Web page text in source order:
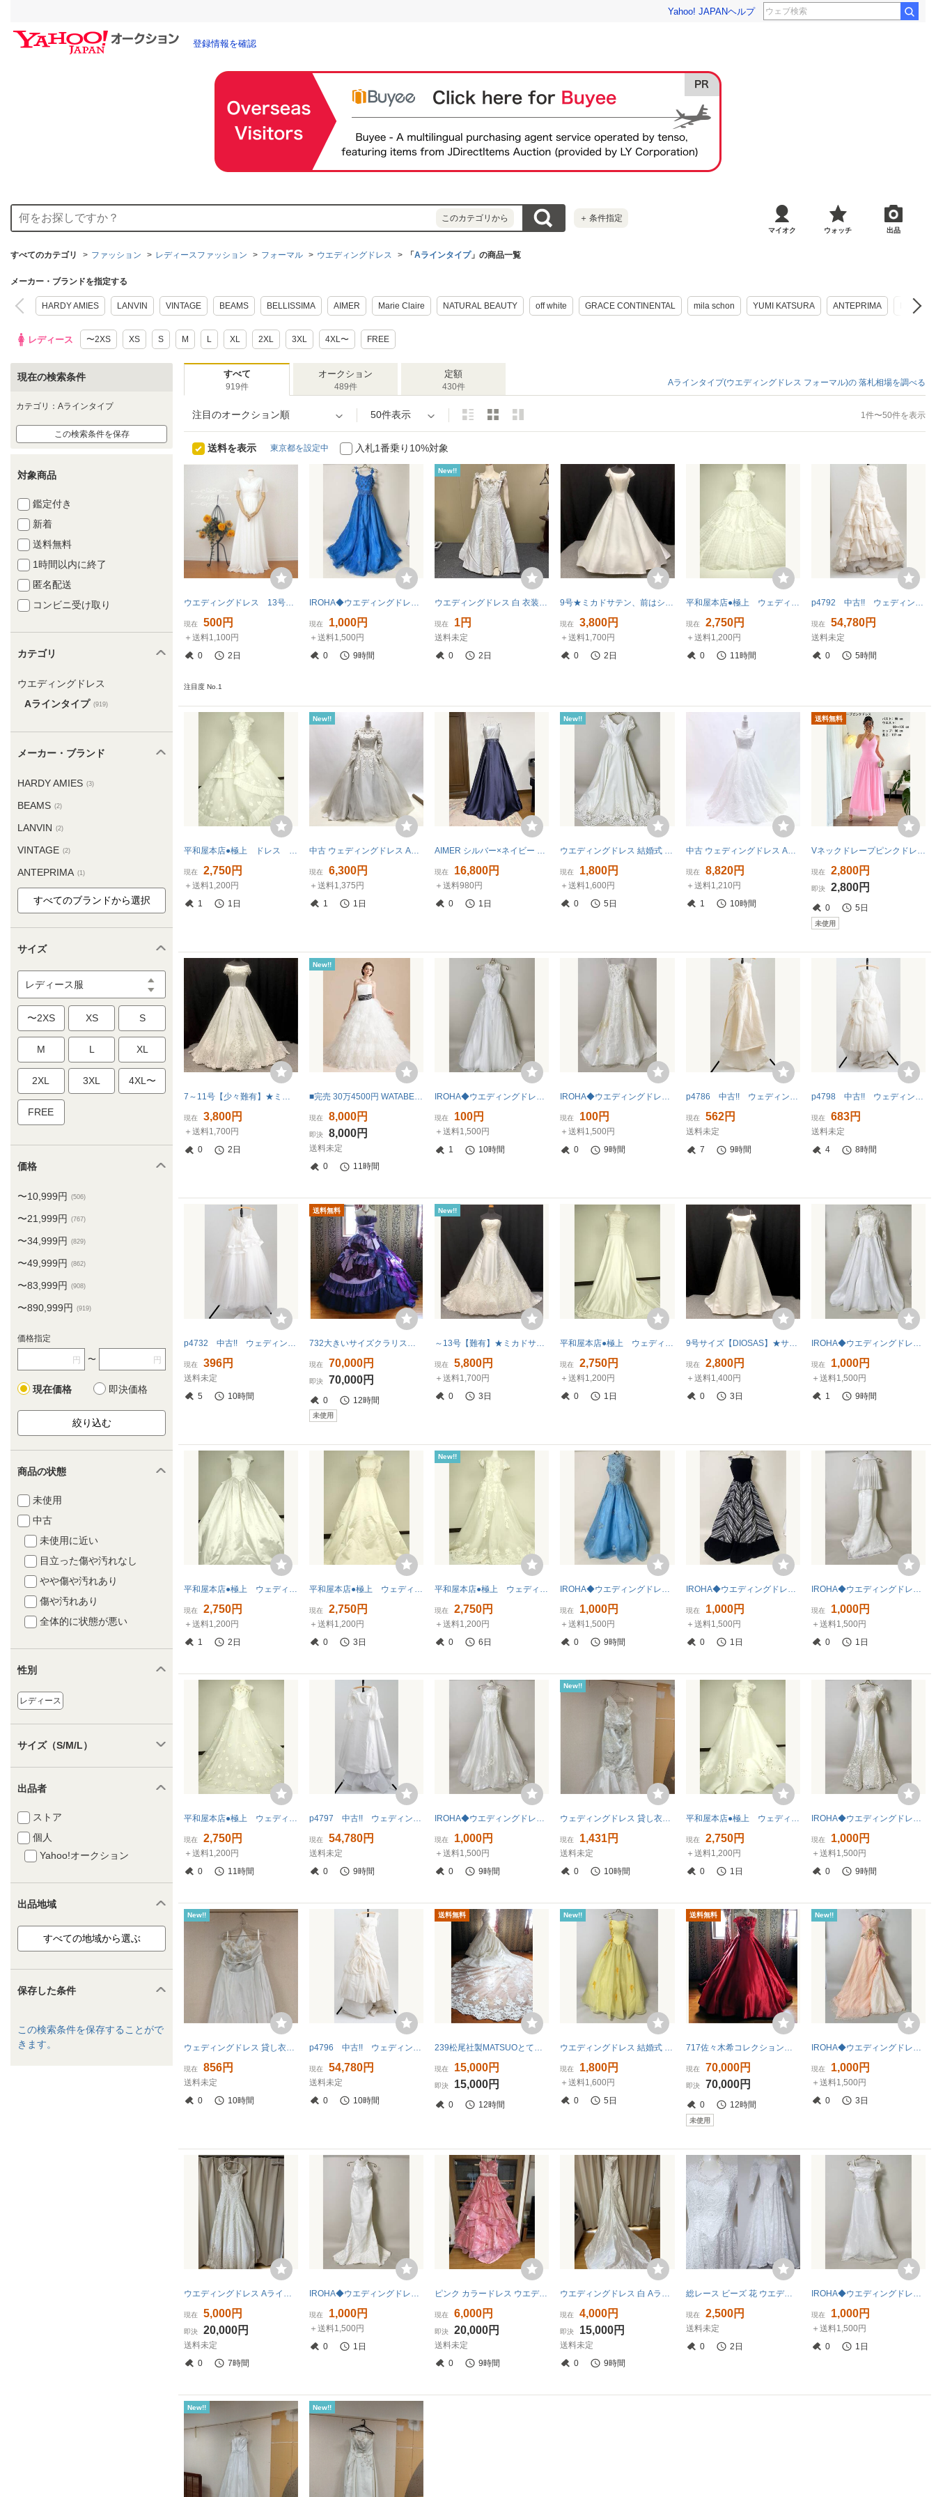
Yahoo! JAPANヘルプ
登録情報を確認
このカテゴリから ＋ 条件指定
マイオク ウォッチ 出品
すべてのカテゴリ ファッション レディースファッション フォーマル ウエディングドレス 「 Aラインタイプ」の商品一覧
メーカー・ブランドを指定する
HARDY AMIES LANVIN VINTAGE BEAMS BELLISSIMA AIMER Marie Claire NATURAL BEAUTY off white GRACE CONTINENTAL mila schon YUMI KATSURA ANTEPRIMA LAURA
レディース 〜2XS XS S M L XL 2XL 3XL 4XL〜 FREE
現在の検索条件
カテゴリ：Aラインタイプ
この検索条件を保存
対象商品
鑑定付き
新着
送料無料
1時間以内に終了
匿名配送
コンビニ受け取り
カテゴリ
ウエディングドレス
Aラインタイプ (919)
メーカー・ブランド
HARDY AMIES (3)
BEAMS (2)
LANVIN (2)
VINTAGE (2)
ANTEPRIMA (1)
サイズ
レディース服
〜2XS XS S
M L XL
2XL 3XL 4XL〜
FREE
価格
〜10,999円 (506)
〜21,999円 (767)
〜34,999円 (829)
〜49,999円 (862)
〜83,999円 (908)
〜890,999円 (919)
価格指定
円 〜 円
現在価格 即決価格
商品の状態
未使用
中古
未使用に近い
目立った傷や汚れなし
やや傷や汚れあり
傷や汚れあり
全体的に状態が悪い
性別
レディース
サイズ（S/M/L）
出品者
ストア
個人
Yahoo!オークション
出品地域
保存した条件
この検索条件を保存することがで
きます。
すべて
919件
オークション
489件
定額
430件 Aラインタイプ(ウエディングドレス フォーマル)の 落札相場を調べる
注目のオークション順 50件表示 1件〜50件を表示
送料を表示 東京都を設定中 入札1番乗り10%対象
ウエディングドレス 13号 既製品 前撮り 結婚式 挙式 gcd_0605
現在 500円
＋送料1,100円
0
2日
注目度 No.1
IROHA◆ウエディングドレス◆カラードレス【tc8079】 結婚式【ブルー】【リサイクル】※※同梱不可
現在 1,000円
＋送料1,500円
0
9時間
New!!
ウエディングドレス 白 衣装 11T
現在 1円
送料未定
0
2日
9号★ミカドサテン、前はシンプル、後ろは花のモチーフがかわいいAラインドレス
現在 3,800円
＋送料1,700円
0
2日
平和屋本店●極上 ウェディングドレス 婚礼 結婚式 披露宴 花嫁 演奏会 刺繍 レース ビーズ スパンコール 逸品 DZAA12375kh6
現在 2,750円
＋送料1,200円
0
11時間
p4792 中古!! ウェディングドレス ７T
現在 54,780円
送料未定
0
5時間
平和屋本店●極上 ドレス 婚礼 結婚式 披露宴 花嫁 演奏会 発表会 ORNER ビーズ スパンコール フリル 逸品 DZAA12379kh6
現在 2,750円
＋送料1,200円
1
1日
New!!
中古 ウェディングドレス Aライン ホワイト 9号 W-331
現在 6,300円
＋送料1,375円
1
1日
AIMER シルバー×ネイビー ロングドレス
現在 16,800円
＋送料980円
0
1日
New!!
ウエディングドレス 結婚式 《手袋、ヒール付き》
現在 1,800円
＋送料1,600円
0
5日
中古 ウェディングドレス Aライン オフホワイト 11号 W-327
現在 8,820円
＋送料1,210円
1
10時間
送料無料
Vネックドレープピンクドレス 大きいサイズ
現在 2,800円
即決 2,800円
0 5日
未使用
7～11号【少々難有】★ミカドサテン、ロールカラー付のビスチェ★カットレースのロングトレーンが華やか（アイクリア）
現在 3,800円
＋送料1,700円
0
2日
New!!
■完売 30万4500円 WATABE WEDDING produced by BEAMS ウェディングドレス 6号 ハンガー付き クリーニング済み 冠婚 結婚式
現在 8,000円
即決 8,000円
送料未定
0
11時間
IROHA◆ウエディングドレス◆【tc7104】 結婚式【白】【リサイクル】※※同梱不可
現在 100円
＋送料1,500円
1
10時間
IROHA◆ウエディングドレス◆【tc8089】 結婚式【白】【リサイクル】※※同梱不可
現在 100円
＋送料1,500円
0
9時間
p4786 中古!! ウェディングドレス ７－１１T
現在 562円
送料未定
7
9時間
p4798 中古!! ウェディングドレス ７－９T
現在 683円
送料未定
4
8時間
現在 396円
送料未定
5
10時間
送料無料
現在 70,000円
即決 70,000円
0 12時間
未使用
New!!
現在 5,800円
＋送料1,700円
0
3日
現在 2,750円
＋送料1,200円
0
1日
9号サイズ【DIOSAS】★サテンのオフショルダー、Aラインのシンプルなドレス
現在 2,800円
＋送料1,400円
0
3日
現在 1,000円
＋送料1,500円
1
9時間
現在 2,750円
＋送料1,200円
1
2日
現在 2,750円
＋送料1,200円
0
3日
New!!
現在 2,750円
＋送料1,200円
0
6日
現在 1,000円
＋送料1,500円
0
9時間
現在 1,000円
＋送料1,500円
0
1日
現在 1,000円
＋送料1,500円
0
1日
平和屋本店●極上 ウェディングドレス 婚礼 結婚式 披露宴 花嫁 演奏会 発表会 手刺繍 スパンコール ビーズ 逸品 DZAA12374kh6
現在 2,750円
＋送料1,200円
0
11時間
p4797 中古!! ウェディングドレス １３T
現在 54,780円
送料未定
0
9時間
IROHA◆ウエディングドレス◆【tc8106】 結婚式【白】【リサイクル】※※同梱不可
現在 1,000円
＋送料1,500円
0
9時間
New!!
ウェディングドレス 貸し衣装 レンタル落ち 美品 No.98 現状品
現在 1,431円
送料未定
0
10時間
平和屋本店●極上 ウェディングドレス 婚礼 結婚式 披露宴 花嫁 演奏会 発表会 ステージ ビーズ 逸品 DZAA12378kh6
現在 2,750円
＋送料1,200円
0
1日
IROHA◆ウエディングドレス◆【tc8101】 結婚式【白】【リサイクル】※※同梱不可
現在 1,000円
＋送料1,500円
0
9時間
New!!
ウェディングドレス 貸し衣装 レンタル落ち 美品 No.74 現状品
現在 856円
送料未定
0
10時間
p4796 中古!! ウェディングドレス ５T
現在 54,780円
送料未定
0
10時間
送料無料
239松尾社製MATSUOとても豪華なロングトレーン2WAYデザイン高級ウエディングドレス9号11号13号マツオ☆オフショルダー
現在 15,000円
即決 15,000円
0 12時間
New!!
ウエディングドレス 結婚式 【手袋、ヒール付き】
現在 1,800円
＋送料1,600円
0
5日
送料無料
717佐々木希コレクション新品未使用タグ付きレンタル34万円だった高級ウエディングドレス9号11号13号M~LLサイズ赤カラードレス小物付き
現在 70,000円
即決 70,000円
0 12時間
未使用
New!!
IROHA◆ウエディングドレス◆カラードレス【tc8088】 結婚式【サーモンピンク】【リサイクル】※※同梱不可
現在 1,000円
＋送料1,500円
0
3日
ウエディングドレス Aライン 半袖 レース 純白 ブライダル
現在 5,000円
即決 20,000円
送料未定
0
7時間
IROHA◆ウエディングドレス◆【tc8082】 結婚式【白】【リサイクル】※※同梱不可
現在 1,000円
＋送料1,500円
0
1日
ピンク カラードレス ウエディングドレス Aライン フリル 結婚式 発表会
現在 6,000円
即決 20,000円
送料未定
0
9時間
ウエディングドレス 白 Aライン レース刺繍 結婚式 舞台 演奏会
現在 4,000円
即決 15,000円
送料未定
0
9時間
総レース ビーズ 花 ウエディングドレス フォーマル ドレス 白★レトロ ヴィンテージ vintage クラシカル 綿レース
現在 2,500円
送料未定
0
2日
IROHA◆ウエディングドレス◆【tc8107】 結婚式【白】【リサイクル】※※同梱不可
現在 1,000円
＋送料1,500円
0
1日
New!! New!!